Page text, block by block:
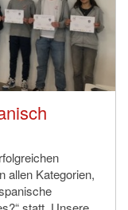
allen Kategorien,